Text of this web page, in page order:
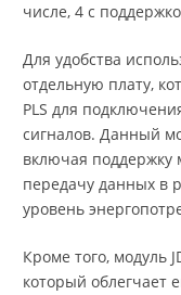
числе, 4 с
Для удобства
отдельную плату,
PLS для
сигналов. Данный
включая поддержку
передачу данных в
уровень
Кроме того, модуль
который облегчает